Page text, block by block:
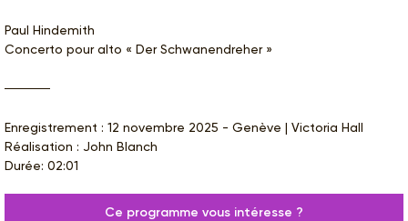
Paul Hindemith
Concerto pour alto « Der Schwanendreher »
Enregistrement : 12 novembre 2025 - Genève | Victoria Hall
Réalisation : John Blanch
Durée: 02:01
Ce programme vous intéresse ?